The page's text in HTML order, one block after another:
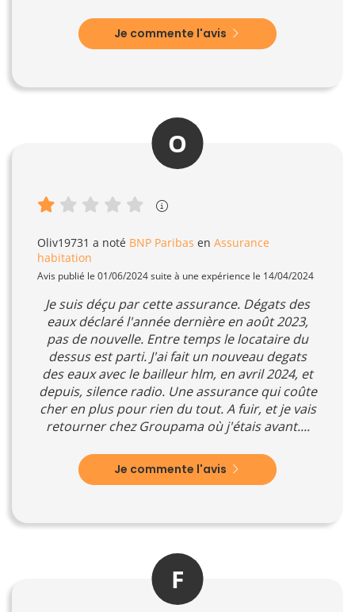
Je commente l'avis
O
Oliv19731 a noté BNP Paribas en Assurance
habitation
Avis publié le 01/06/2024 suite à une expérience le 14/04/2024
Je suis déçu par cette assurance. Dégats des
eaux déclaré l'année dernière en août 2023,
pas de nouvelle. Entre temps le locataire du
dessus est parti. J'ai fait un nouveau degats
des eaux avec le bailleur hlm, en avril 2024, et
depuis, silence radio. Une assurance qui coûte
cher en plus pour rien du tout. A fuir, et je vais
retourner chez Groupama où j'étais avant....
Je commente l'avis
F